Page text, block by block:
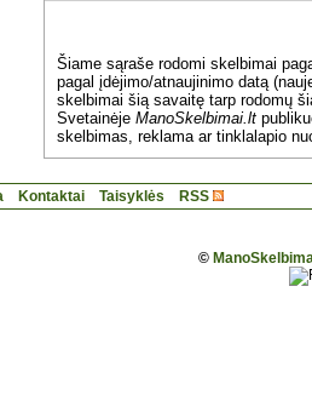
Šiame sąraše rodomi skelbimai
pagal įdėjimo/atnaujinimo datą
skelbimai šią savaitę tarp rodomų
Svetainėje ManoSkelbimai.lt
skelbimas, reklama ar tinklalapio
Kontaktai Taisyklės RSS
©